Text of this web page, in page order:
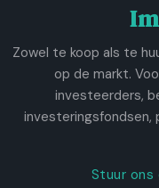
Zowel te koop als te
op de markt.
investeerders,
investeringsfondsen,
Stuur ons